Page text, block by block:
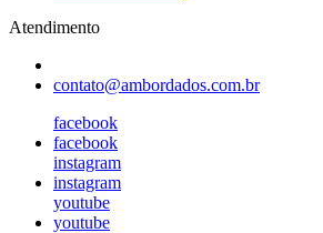
Atendimento
contato@ambordados.com.br
facebook
facebook
instagram
instagram
youtube
youtube